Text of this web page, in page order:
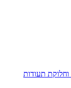
וחלוקת תעודות